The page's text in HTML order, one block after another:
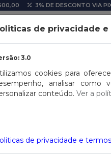
3% DE DESCONTO VIA
SIZE
de privacidade
3.0
cookies para
analisar
conteúdo. Ver a
de privacidade e